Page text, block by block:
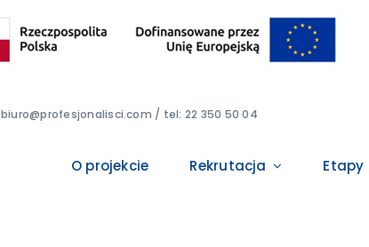
biuro@profesjonalisci.com / tel: 22 350 50 04
O projekcie Rekrutacja Etapy